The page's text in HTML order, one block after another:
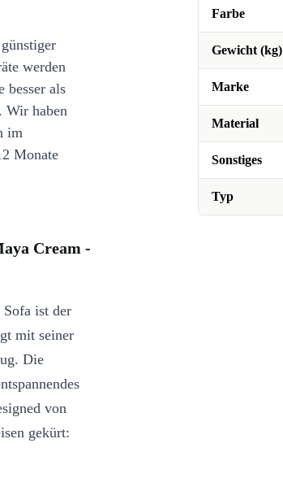
Farbe
Gewicht (kg)
Marke
Material
Sonstiges
Typ
werden
besser als
Wir haben
im
Monate
Cream -
Sofa ist der
mit seiner
Die
von
gekürt: